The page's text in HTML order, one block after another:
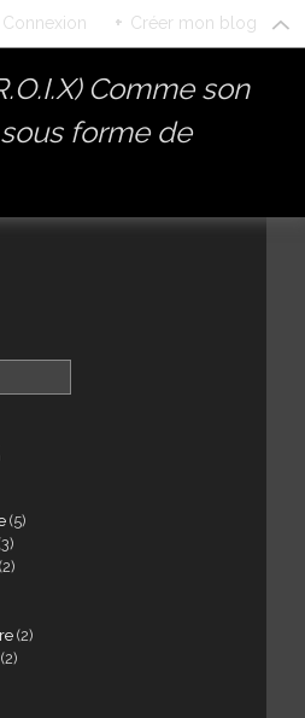
Connexion + Créer mon blog
Comme son
forme de
(5)
(2)
(2)
(2)